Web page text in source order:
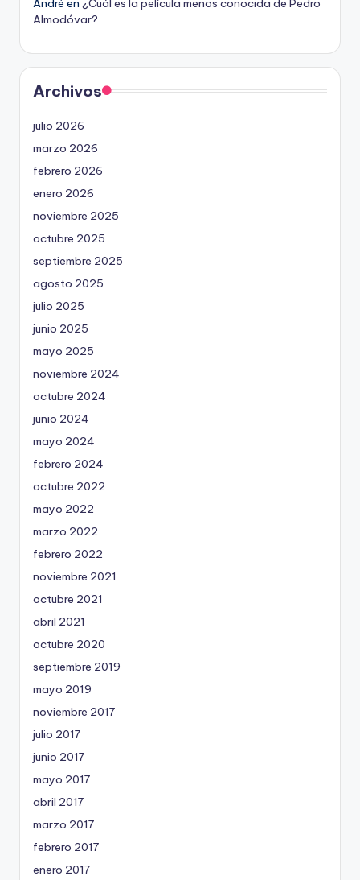
André en ¿Cuál es la película menos conocida de Pedro
Almodóvar?
Archivos
julio 2026
marzo 2026
febrero 2026
enero 2026
noviembre 2025
octubre 2025
septiembre 2025
agosto 2025
julio 2025
junio 2025
mayo 2025
noviembre 2024
octubre 2024
junio 2024
mayo 2024
febrero 2024
octubre 2022
mayo 2022
marzo 2022
febrero 2022
noviembre 2021
octubre 2021
abril 2021
octubre 2020
septiembre 2019
mayo 2019
noviembre 2017
julio 2017
junio 2017
mayo 2017
abril 2017
marzo 2017
febrero 2017
enero 2017